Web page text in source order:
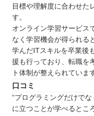
目標や理解度に合わせた
す。
オンライン学習サービス
なく学習機会が得られる
学んだITスキルを卒業後
援も行っており、転職を
ト体制が整えられていま
口コミ
“プログラミングだけで
に立つことが学べるとこ